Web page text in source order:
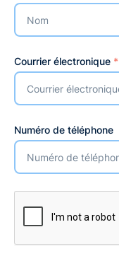
Courrier électronique *
Numéro de téléphone